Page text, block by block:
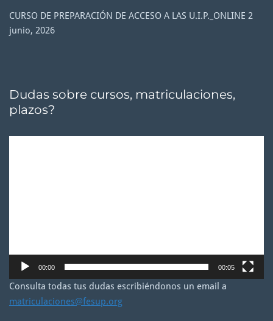
CURSO DE PREPARACIÓN DE ACCESO A LAS U.I.P._ONLINE 2
junio, 2026
Dudas sobre cursos, matriculaciones,
plazos?
00:00 00:05
Consulta todas tus dudas escribiéndonos un email a
matriculaciones@fesup.org